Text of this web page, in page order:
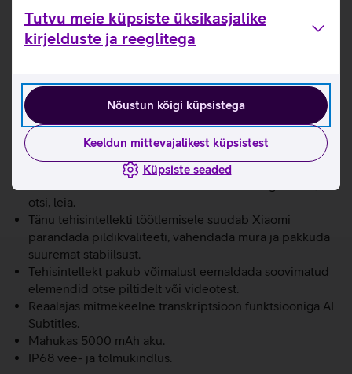
Tutvu meie küpsiste üksikasjalike
kirjelduste ja reeglitega
Nõustun kõigi küpsistega
Keeldun mittevajalikest küpsistest
Küpsiste seaded
Leica kaamerasüsteem viib pildistamise uuele tasemele.
Võimsust tagab MediaTek Dimensity 8300-Ultra
kiibistik.
AMOLED ekraan.
Kaks pildiprofiili – Leica Authentic Look ja Leica
Vibrant Look. Leica Autentic Look profiiliga säilitab pilt
tugevad kontrastid, seevastu Leica Vibrant Look
profiiliga jäävad värvid piltidel erksad, kuid samal ajal
otsi, leia.
Tänu tehisintellekti töötlemisele suudab Xiaomi
parandada pildikvaliteeti, vähendada müra ja pakkuda
suuremat stabiilsust.
Tehisintellekt pakub võimalust eemaldada soovimatud
elemendid otse piltidelt või videotest.
Reaalajas mitmekeelne transkriptsioon funktsiooniga AI
Subtitles.
Mahukas 5000 mAh aku.
IP68 vee- ja tolmukindlus.